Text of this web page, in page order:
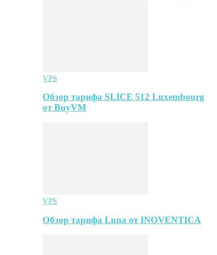
VPS
Обзор тарифа SLICE 512 Luxembourg
от BuyVM
VPS
Обзор тарифа Luna от INOVENTICA